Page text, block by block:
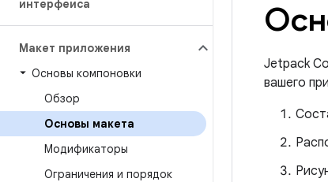
интерфейса
Макет приложения
Основы компоновки
Обзор
Основы макета
Модификаторы
Ограничения и порядок
Jetpack
вашего